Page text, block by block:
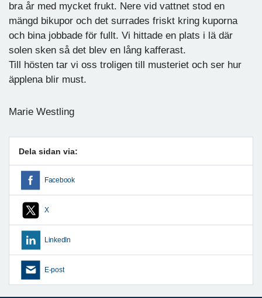
bra år med mycket frukt. Nere vid vattnet stod en
mängd bikupor och det surrades friskt kring kuporna
och bina jobbade för fullt. Vi hittade en plats i lä där
solen sken så det blev en lång kafferast.
Till hösten tar vi oss troligen till musteriet och ser hur
äpplena blir must.
Marie Westling
Dela sidan via:
Facebook
X
LinkedIn
E-post